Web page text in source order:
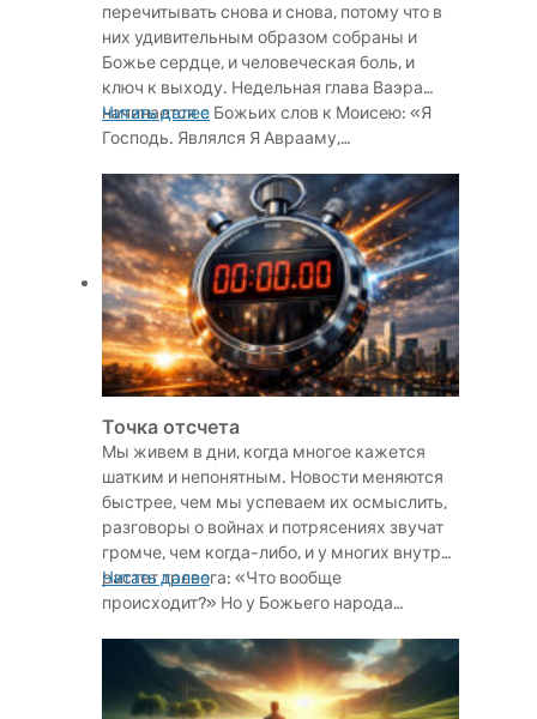
перечитывать снова и снова, потому что в
них удивительным образом собраны и
Божье сердце, и человеческая боль, и
ключ к выходу. Недельная глава Ваэра
начинается с Божьих слов к Моисею: «Я
Господь. Являлся Я Аврааму,…
Читать далее
Точка отсчета
Мы живем в дни, когда многое кажется
шатким и непонятным. Новости меняются
быстрее, чем мы успеваем их осмыслить,
разговоры о войнах и потрясениях звучат
громче, чем когда-либо, и у многих внутри
растет тревога: «Что вообще
происходит?» Но у Божьего народа…
Читать далее